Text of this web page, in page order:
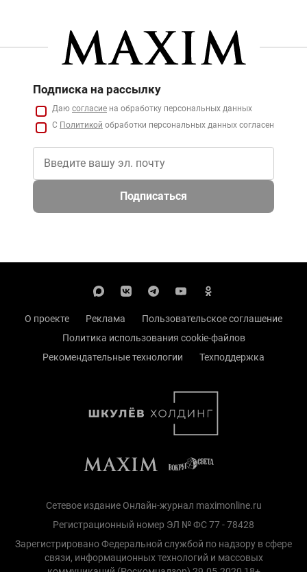
Подписка на рассылку
Даю согласие на обработку персональных данных
С Политикой обработки персональных данных согласен
Подписаться
О проекте Реклама
Пользовательское соглашение
Политика использования cookie-файлов
Рекомендательные технологии
Техподдержка
Сетевое издание Онлайн-журнал maximonline.ru
Регистрационный номер ЭЛ № ФС 77 - 78428
Зарегистрировано Федеральной службой по надзору в сфере
связи, информационных технологий и массовых